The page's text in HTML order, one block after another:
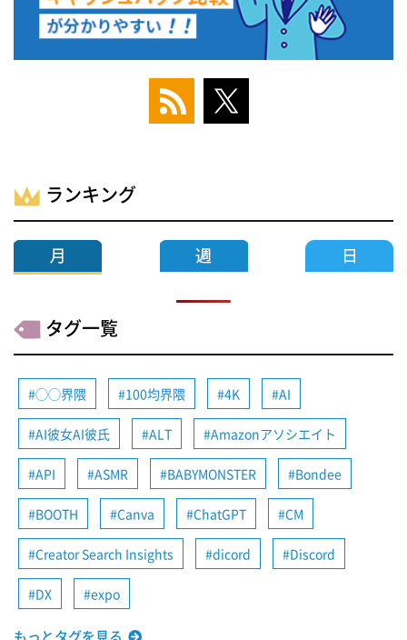
ランキング
タグ一覧
◯◯界隈 100均界隈 4K AI
AI彼女AI彼氏 ALT Amazonアソシエイト
API ASMR BABYMONSTER Bondee
BOOTH Canva ChatGPT CM
Creator Search Insights dicord Discord
DX expo